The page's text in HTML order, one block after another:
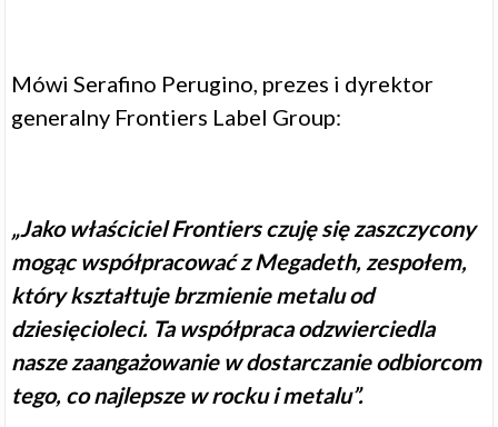
Mówi Serafino Perugino, prezes i dyrektor
generalny Frontiers Label Group:
„Jako właściciel Frontiers czuję się zaszczycony
mogąc współpracować z Megadeth, zespołem,
który kształtuje brzmienie metalu od
dziesięcioleci. Ta współpraca odzwierciedla
nasze zaangażowanie w dostarczanie odbiorcom
tego, co najlepsze w rocku i metalu”.